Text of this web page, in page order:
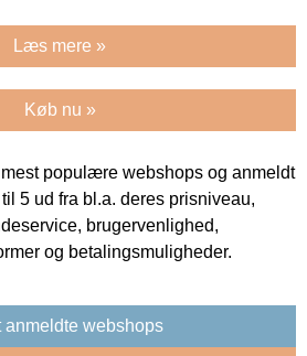
Læs mere »
Køb nu »
populære webshops og anmeldt
5 ud fra bl.a. deres prisniveau,
brugervenlighed,
og betalingsmuligheder.
anmeldte webshops